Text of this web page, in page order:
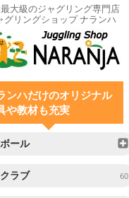
大級のジャグリング専門店
グリングショップ ナランハ
ンハだけのオリジナル
や教材も充実
ボール
クラブ 60